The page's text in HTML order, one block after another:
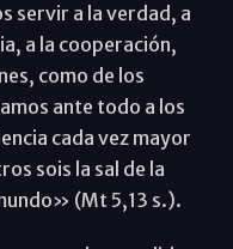
servir a la verdad, a
a la cooperación,
como de los
ante todo a los
cada vez mayor
sois la sal de la
(Mt 5,13 s.).